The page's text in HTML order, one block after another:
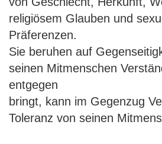
religiösem Glauben und
Präferenzen.
Sie beruhen auf
seinen Mitmenschen
entgegen
bringt, kann im Gegenzug
Toleranz von seinen